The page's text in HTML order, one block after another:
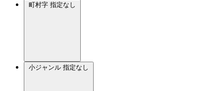
町村字 指定なし
小ジャンル 指定なし